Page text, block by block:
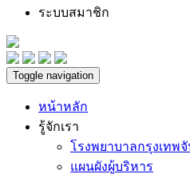
ระบบสมาชิก
Toggle navigation
หน้าหลัก
รู้จักเรา
โรงพยาบาลกรุงเทพ
แผนผังผู้บริหาร